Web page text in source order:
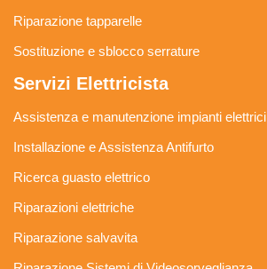
Riparazione tapparelle
Sostituzione e sblocco serrature
Servizi Elettricista
Assistenza e manutenzione impianti elettrici
Installazione e Assistenza Antifurto
Ricerca guasto elettrico
Riparazioni elettriche
Riparazione salvavita